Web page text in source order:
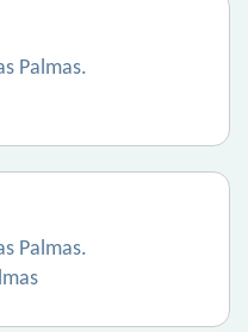
Palmas.
Palmas.